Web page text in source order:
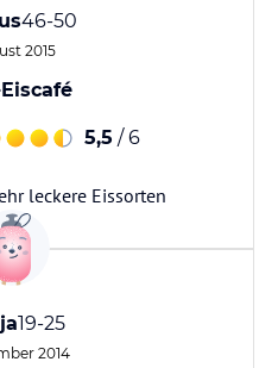
46-50
2015
5,5 / 6
leckere Eissorten
19-25
2014